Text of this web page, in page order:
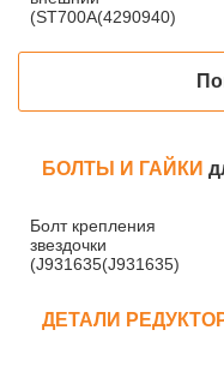
(ST700A(4290940)
БОЛТЫ И ГАЙКИ
Болт крепления
звездочки
(J931635(J931635)
ДЕТАЛИ